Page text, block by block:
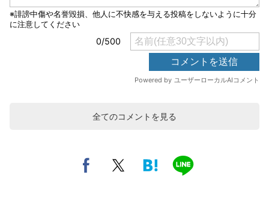
全てのコメントを見る